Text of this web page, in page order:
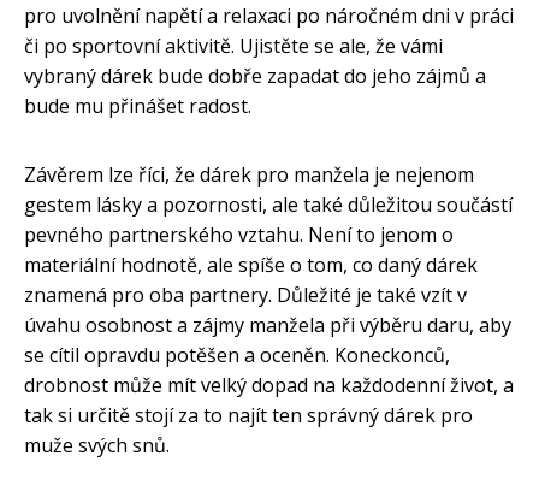
pro uvolnění napětí a relaxaci po náročném dni v práci
či po sportovní aktivitě. Ujistěte se ale, že vámi
vybraný dárek bude dobře zapadat do jeho zájmů a
bude mu přinášet radost.
Závěrem lze říci, že dárek pro manžela je nejenom
gestem lásky a pozornosti, ale také důležitou součástí
pevného partnerského vztahu. Není to jenom o
materiální hodnotě, ale spíše o tom, co daný dárek
znamená pro oba partnery. Důležité je také vzít v
úvahu osobnost a zájmy manžela při výběru daru, aby
se cítil opravdu potěšen a oceněn. Koneckonců,
drobnost může mít velký dopad na každodenní život, a
tak si určitě stojí za to najít ten správný dárek pro
muže svých snů.